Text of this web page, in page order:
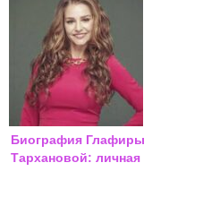
Биография Глафиры
Тархановой: личная